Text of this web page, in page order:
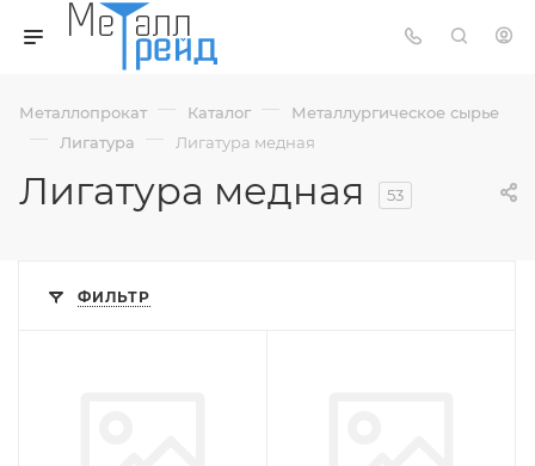
Металлопрокат — Каталог — Металлургическое сырье
— Лигатура — Лигатура медная
Лигатура медная 53
ФИЛЬТР